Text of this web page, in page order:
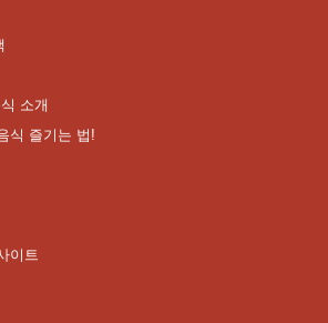
소개
식 즐기는 법!
이트